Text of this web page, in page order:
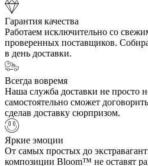
Гарантия качества
Работаем исключительно со
проверенных поставщиков.
в день доставки.
Всегда вовремя
Наша служба доставки не просто
самостоятельно сможет
сделав доставку сюрпризом.
Яркие эмоции
От самых простых до
композиции Bloom™ не оставят